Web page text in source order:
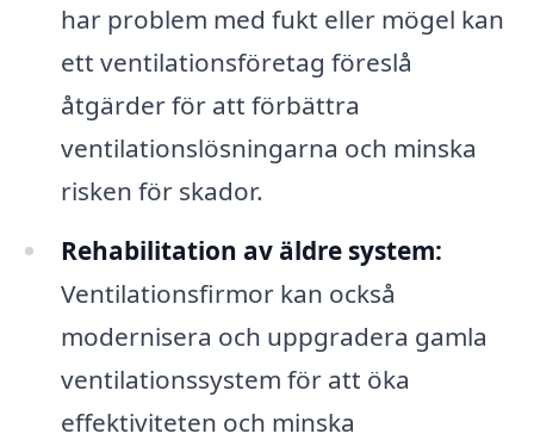
har problem med fukt eller mögel kan
ett ventilationsföretag föreslå
åtgärder för att förbättra
ventilationslösningarna och minska
risken för skador.
Rehabilitation av äldre system:
Ventilationsfirmor kan också
modernisera och uppgradera gamla
ventilationssystem för att öka
effektiviteten och minska